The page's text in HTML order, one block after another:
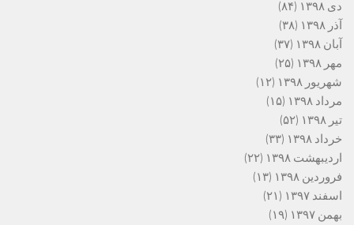
دی ۱۳۹۸
(۸۴)
آذر ۱۳۹۸
(۳۸)
آبان ۱۳۹۸
(۳۷)
مهر ۱۳۹۸
(۲۵)
شهریور ۱۳۹۸
(۱۲)
مرداد ۱۳۹۸
(۱۵)
تیر ۱۳۹۸
(۵۲)
خرداد ۱۳۹۸
(۳۳)
اردیبهشت ۱۳۹۸
(۲۲)
فروردین ۱۳۹۸
(۱۳)
اسفند ۱۳۹۷
(۲۱)
بهمن ۱۳۹۷
(۱۹)